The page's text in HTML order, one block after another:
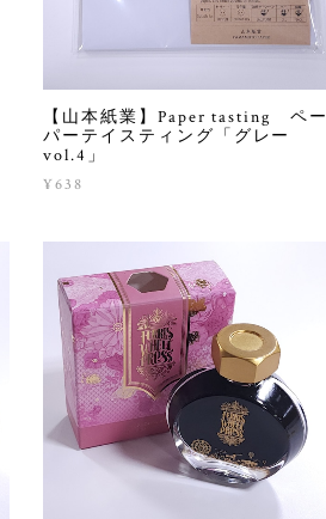
【山本紙業】Paper tasting ペー
パーテイスティング「グレー
vol.4」
¥638